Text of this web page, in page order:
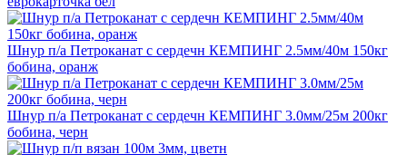
Шнур п/а Петроканат с сердечн КЕМПИНГ 2.5мм/40м 150кг
бобина, оранж
Шнур п/а Петроканат с сердечн КЕМПИНГ 3.0мм/25м 200кг
бобина, черн